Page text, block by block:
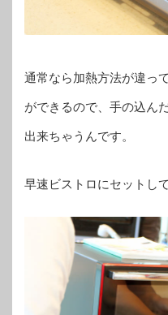
通常なら加熱方法が違っ
ができるので、手の込ん
出来ちゃうんです。
早速ビストロにセットし